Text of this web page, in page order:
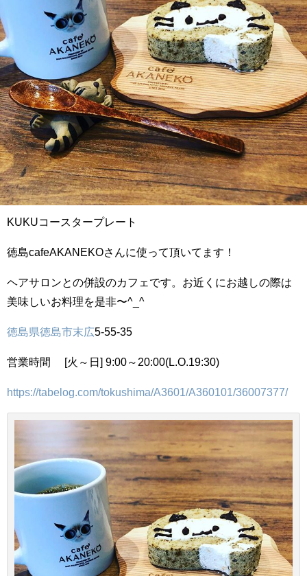
KUKUコースタープレート
徳島cafeAKANEKOさんに使って頂いてます！
ヘアサロンとの併設のカフェです。お近くにお越しの際は
美味しいお料理を是非〜^_^
徳島県徳島市末広5-55-35
営業時間 [火～日] 9:00～20:00(L.O.19:30)
https://tabelog.com/tokushima/A3601/A360101/36007377/